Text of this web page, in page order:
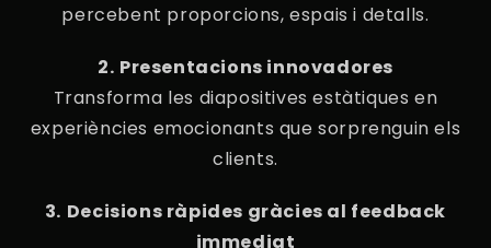
percebent proporcions, espais i detalls.
2.⁠ ⁠Presentacions innovadores
Transforma les diapositives estàtiques en
experiències emocionants que sorprenguin els
clients.
3.⁠ ⁠Decisions ràpides gràcies al feedback
immediat